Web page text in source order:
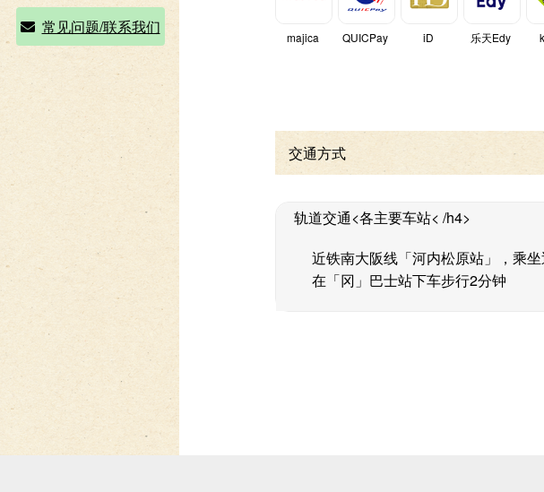
常见问题/联系我们
majica QUICPay iD 乐天Edy
交通方式
轨道交通<各主要车站< /h4>
近铁南大阪线「河内松原站」，乘坐
在「冈」巴士站下车步行2分钟